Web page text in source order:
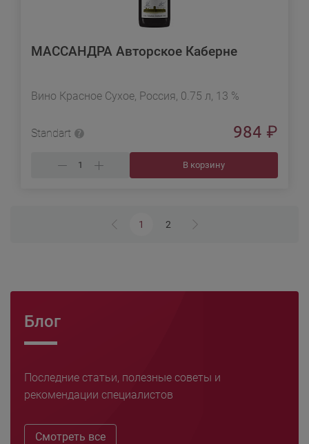
МАССАНДРА Авторское Каберне
Вино Красное Сухое, Россия, 0.75 л, 13 %
Standart 984 ₽
В корзину
1 2
Блог
Последние статьи, полезные советы и
рекомендации специалистов
Смотреть все